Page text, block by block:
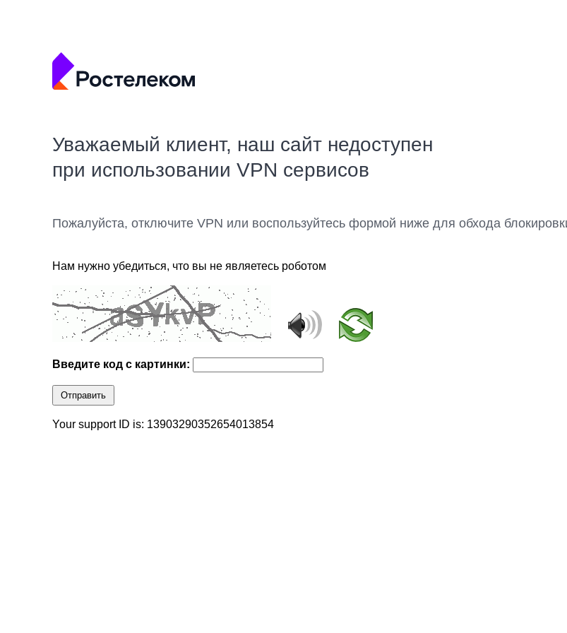
Уважаемый клиент, наш сайт недоступен
при использовании VPN сервисов
Пожалуйста, отключите VPN или воспользуйтесь формой ниже для обхода
Нам нужно убедиться, что вы не являетесь роботом
Введите код с картинки:
Отправить
Your support ID is: 13903290352654013854